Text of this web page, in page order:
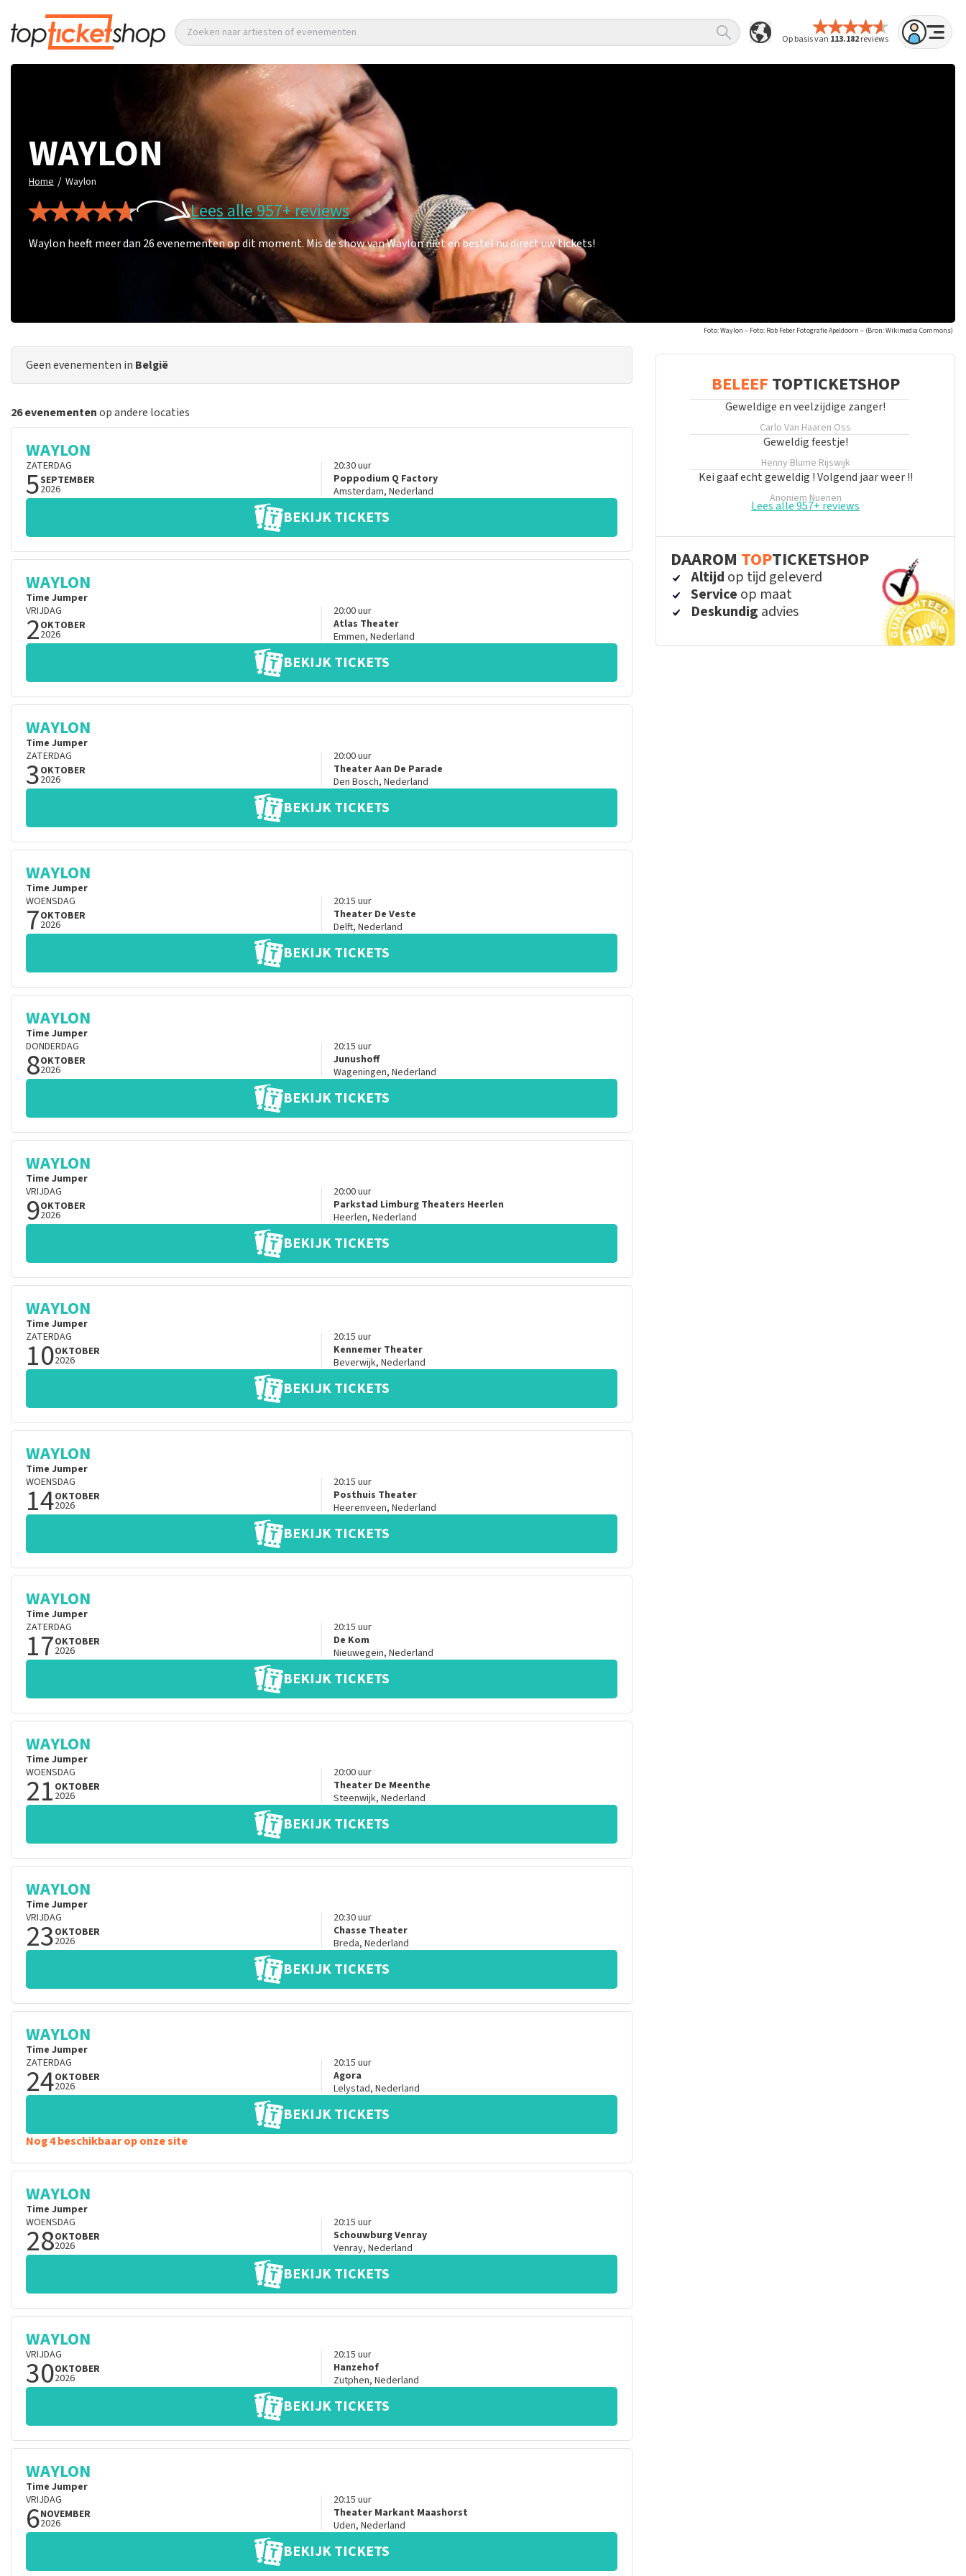
Op basis van 113.182reviews
Zoeken naar artiesten of evenementen
WAYLON
Home / Waylon
Lees alle 957+ reviews
Waylon heeft meer dan 26 evenementen op dit moment. Mis de show van Waylon niet en bestel nu direct uw tickets!
Foto: Waylon – Foto: Rob Feber Fotografie Apeldoorn – (Bron: Wikimedia Commons)
Geen evenementen in België
26 evenementenop andere locaties
WAYLON
ZATERDAG
5SEPTEMBER
2026
20:30uur
Poppodium Q Factory
Amsterdam, Nederland
BEKIJK TICKETS
WAYLON
Time Jumper
VRIJDAG
2OKTOBER
2026
20:00uur
Atlas Theater
Emmen, Nederland
BEKIJK TICKETS
WAYLON
Time Jumper
ZATERDAG
3OKTOBER
2026
20:00uur
Theater Aan De Parade
Den Bosch, Nederland
BEKIJK TICKETS
WAYLON
Time Jumper
WOENSDAG
7OKTOBER
2026
20:15 uur
Theater De Veste
Delft, Nederland
BEKIJK TICKETS
WAYLON
Time Jumper
DONDERDAG
8OKTOBER
2026
20:15 uur
Junushoff
Wageningen, Nederland
BEKIJK TICKETS
WAYLON
Time Jumper
VRIJDAG
9OKTOBER
2026
20:00uur
Parkstad Limburg Theaters Heerlen
Heerlen, Nederland
BEKIJK TICKETS
WAYLON
Time Jumper
ZATERDAG
10OKTOBER
2026
20:15 uur
Kennemer Theater
Beverwijk, Nederland
BEKIJK TICKETS
WAYLON
Time Jumper
WOENSDAG
14OKTOBER
2026
20:15 uur
Posthuis Theater
Heerenveen, Nederland
BEKIJK TICKETS
WAYLON
Time Jumper
ZATERDAG
17OKTOBER
2026
20:15 uur
De Kom
Nieuwegein, Nederland
BEKIJK TICKETS
WAYLON
Time Jumper
WOENSDAG
21 OKTOBER
2026
20:00uur
Theater De Meenthe
Steenwijk, Nederland
BEKIJK TICKETS
WAYLON
Time Jumper
VRIJDAG
23OKTOBER
2026
20:30uur
Chasse Theater
Breda, Nederland
BEKIJK TICKETS
WAYLON
Time Jumper
ZATERDAG
24OKTOBER
2026
20:15 uur
Agora
Lelystad, Nederland
BEKIJK TICKETS
Nog 4 beschikbaar op onze site
WAYLON
Time Jumper
WOENSDAG
28OKTOBER
2026
20:15 uur
Schouwburg Venray
Venray, Nederland
BEKIJK TICKETS
WAYLON
VRIJDAG
30OKTOBER
2026
20:15 uur
Hanzehof
Zutphen, Nederland
BEKIJK TICKETS
WAYLON
Time Jumper
VRIJDAG
6NOVEMBER
2026
20:15 uur
Theater Markant Maashorst
Uden, Nederland
BEKIJK TICKETS
BELEEF TOPTICKETSHOP
Geweldige en veelzijdige zanger!
Carlo Van Haaren Oss
Geweldig feestje!
Henny Blume Rijswijk
Kei gaaf echt geweldig ! Volgend jaar weer !!
AnoniemNuenen
Lees alle 957+ reviews
DAAROM TOPTICKETSHOP
Altijd op tijd geleverd
Service op maat
Deskundig advies